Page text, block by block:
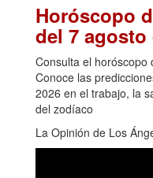
Horóscopo
del 7 agosto
Consulta el horóscopo
Conoce las
2026 en el trabajo, la
del zodíaco
La Opinión de Los